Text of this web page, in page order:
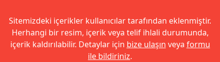
Sitemizdeki içerikler kullanıcılar tarafından eklenmiştir.
Herhangi bir resim, içerik veya telif ihlali durumunda,
içerik kaldırılabilir. Detaylar için bize ulaşın veya formu
ile bildiriniz.